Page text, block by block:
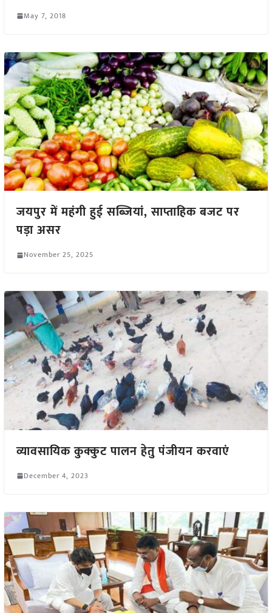
May 7, 2018
जयपुर में महंगी हुई सब्जियां, साप्ताहिक बजट पर
पड़ा असर
November 25, 2025
व्यावसायिक कुक्कुट पालन हेतु पंजीयन करवाएं
December 4, 2023